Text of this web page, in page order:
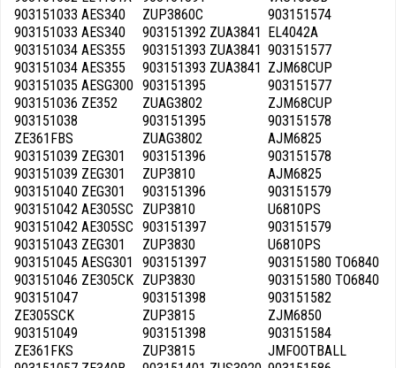
903151033 AES340
903151033 AES340
903151034 AES355
903151034 AES355
903151035 AESG300
903151036 ZE352
903151038
ZE361FBS
903151039 ZEG301
903151039 ZEG301
903151040 ZEG301
903151042 AE305SC
903151042 AE305SC
903151043 ZEG301
903151045 AESG301
903151046 ZE305CK
903151047
ZE305SCK
903151049
ZE361FKS
ZUP3860C
903151392 ZUA3841
903151393 ZUA3841
903151393 ZUA3841
903151395
ZUAG3802
903151395
ZUAG3802
903151396
ZUP3810
903151396
ZUP3810
903151397
ZUP3830
903151397
ZUP3830
903151398
ZUP3815
903151398
ZUP3815
903151574
EL4042A
903151577
ZJM68CUP
903151577
ZJM68CUP
903151578
AJM6825
903151578
AJM6825
903151579
U6810PS
903151579
U6810PS
903151580 TO6840
903151580 TO6840
903151582
ZJM6850
903151584
JMFOOTBALL